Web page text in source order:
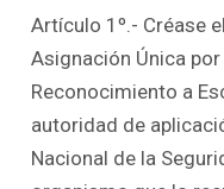
Artículo 1º.- Créase
Asignación Única
Reconocimiento a
autoridad de
Nacional de la